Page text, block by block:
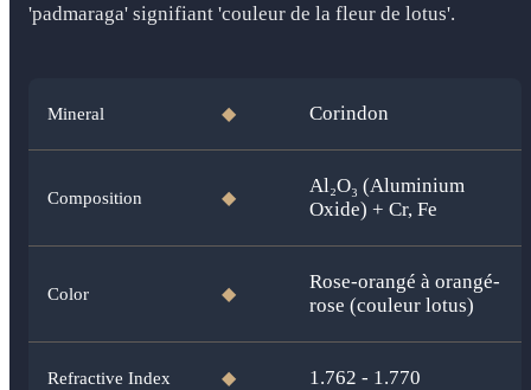
'padmaraga' signifiant 'couleur de la fleur de lotus'.
Mineral ◆ Corindon
Composition ◆
Al₂O₃ (Aluminium
Oxide) + Cr, Fe
Color ◆
Rose-orangé à orangé-
rose (couleur lotus)
Refractive Index ◆ 1.762 - 1.770